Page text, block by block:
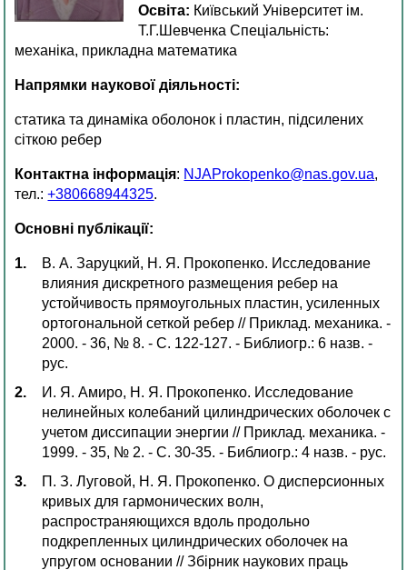
Освіта: Київський Університет ім.
Т.Г.Шевченка Спеціальність:
механіка, прикладна математика
Напрямки наукової діяльності:
статика та динаміка оболонок і пластин, підсилених
сіткою ребер
Контактна інформація: NJAProkopenko@nas.gov.ua,
тел.:+380668944325.
Основні публікації:
В. А. Заруцкий, Н. Я. Прокопенко. Исследование
влияния дискретного размещения ребер на
устойчивость прямоугольных пластин, усиленных
ортогональной сеткой ребер // Приклад. механика. -
2000. - 36, № 8. - С. 122-127. - Библиогр.: 6 назв. -
рус.
И. Я. Амиро, Н. Я. Прокопенко. Исследование
нелинейных колебаний цилиндрических оболочек с
учетом диссипации энергии // Приклад. механика. -
1999. - 35, № 2. - С. 30-35. - Библиогр.: 4 назв. - рус.
П. З. Луговой, Н. Я. Прокопенко. О дисперсионных
кривых для гармонических волн,
распространяющихся вдоль продольно
подкрепленных цилиндрических оболочек на
упругом основании // Збірник наукових праць